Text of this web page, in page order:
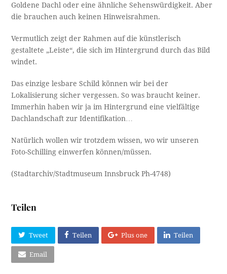
Goldene Dachl oder eine ähnliche Sehenswürdigkeit. Aber
die brauchen auch keinen Hinweisrahmen.
Vermutlich zeigt der Rahmen auf die künstlerisch
gestaltete „Leiste“, die sich im Hintergrund durch das Bild
windet.
Das einzige lesbare Schild können wir bei der
Lokalisierung sicher vergessen. So was braucht keiner.
Immerhin haben wir ja im Hintergrund eine vielfältige
Dachlandschaft zur Identifikation…
Natürlich wollen wir trotzdem wissen, wo wir unseren
Foto-Schilling einwerfen können/müssen.
(Stadtarchiv/Stadtmuseum Innsbruck Ph-4748)
Teilen
Tweet Teilen Plus one Teilen
Email